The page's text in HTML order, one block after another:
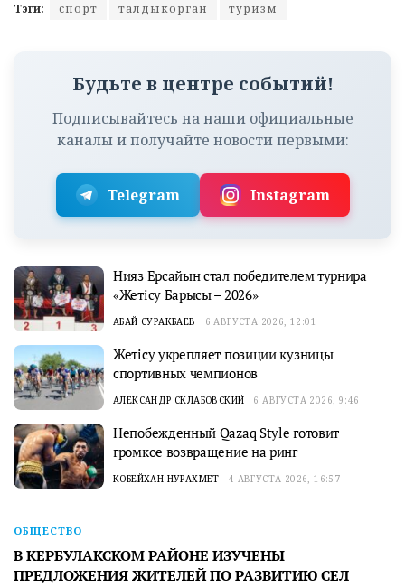
Тэги: спорт талдыкорган туризм
Будьте в центре событий!
Подписывайтесь на наши официальные
каналы и получайте новости первыми:
Telegram Instagram
Нияз Ерсайын стал победителем турнира
«Жетісу Барысы – 2026»
АБАЙ СУРАКБАЕВ 6 АВГУСТА 2026, 12:01
Жетісу укрепляет позиции кузницы
спортивных чемпионов
АЛЕКСАНДР СКЛАБОВСКИЙ 6 АВГУСТА 2026, 9:46
Непобежденный Qazaq Style готовит
громкое возвращение на ринг
КОБЕЙХАН НУРАХМЕТ 4 АВГУСТА 2026, 16:57
ОБЩЕСТВО
В КЕРБУЛАКСКОМ РАЙОНЕ ИЗУЧЕНЫ
ПРЕДЛОЖЕНИЯ ЖИТЕЛЕЙ ПО РАЗВИТИЮ СЕЛ